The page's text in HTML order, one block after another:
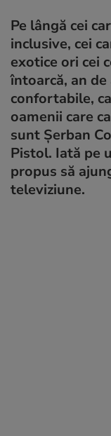
Pe lângă cei
inclusive, cei
exotice ori cei
întoarcă, an
confortabile,
oamenii care
sunt Șerban
Pistol. Iată pe
propus să
televiziune.